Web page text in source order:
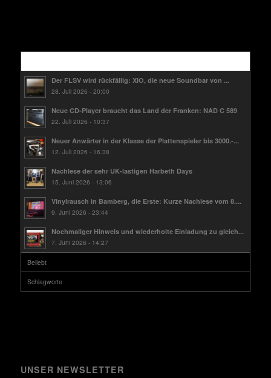
Der FLSV wird rückfällig: XIO, die neue Soundbar von ...
28. Juli 2026 - 20:00
Neue CD-Player braucht das Land der Franken: NAD C 589
22. Juli 2026 - 10:37
Neuer Anwärter in der Klasse der Plattenspieler bis 3000.-...
12. Juli 2026 - 16:38
Nachlese der sehr UK-lastigen Harbeth Days
15. Juni 2026 - 13:06
Vinylrausch in Bamberg, die Erste: Kurze Nachlese vom 8....
9. Juni 2026 - 23:44
Nochmaliger Hinweis und wiederholte Einladung zu gleich...
7. Juni 2026 - 14:27
Beliebt
Schlagworte
UNSER NEWSLETTER